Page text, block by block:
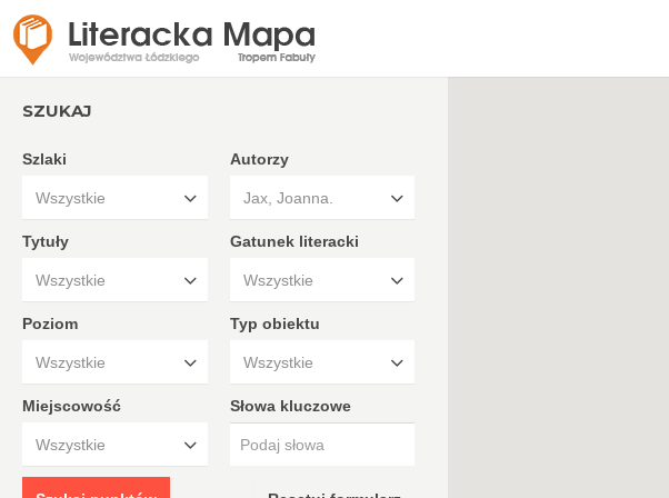
SZUKAJ
Szlaki
Wszystkie
Autorzy
Jax, Joanna.
Tytuły
Wszystkie
Gatunek literacki
Wszystkie
Poziom
Wszystkie
Typ obiektu
Wszystkie
Miejscowość
Wszystkie
Słowa kluczowe